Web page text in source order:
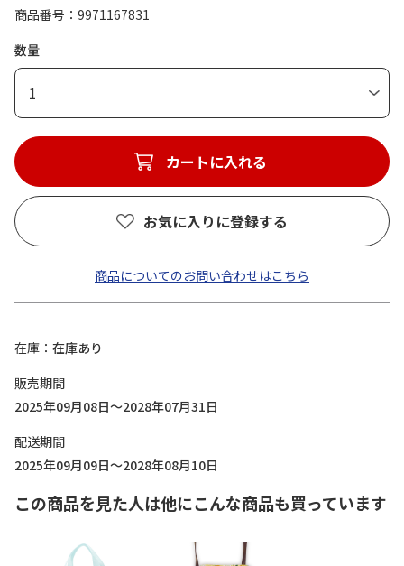
商品番号
9971167831
数量
1
カートに入れる
お気に入りに登録する
商品についてのお問い合わせはこちら
在庫
在庫あり
販売期間
2025年09月08日～2028年07月31日
配送期間
2025年09月09日～2028年08月10日
この商品を見た人は他にこんな商品も買っています